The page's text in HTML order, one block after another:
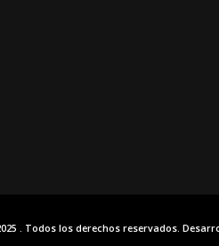
. Todos los derechos reservados.